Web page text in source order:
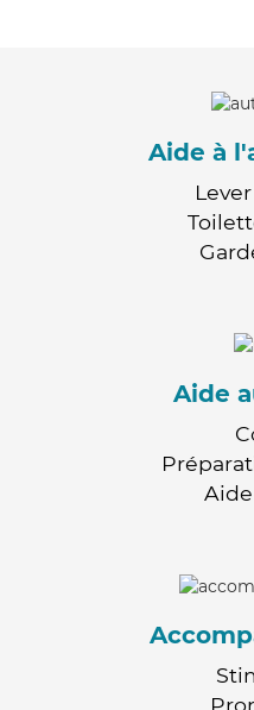
Aide à
Aide